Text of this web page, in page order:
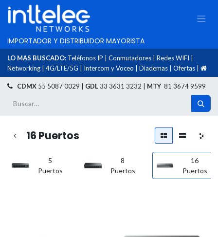
IMPORTADOR Y DISTRIBUIDOR MAYORISTA
LO MAS BUSCADO: Teléfonos IP Conmutadores Redes WIFI
Networking
4G/LTE/5G Intercom y Voceo Diademas Ofertas
CDMX 55 5087 0029 | GDL33 3631 3232 | MTY 81 3674 9599
16 Puertos
5
Puertos
8
Puertos
16
Puertos